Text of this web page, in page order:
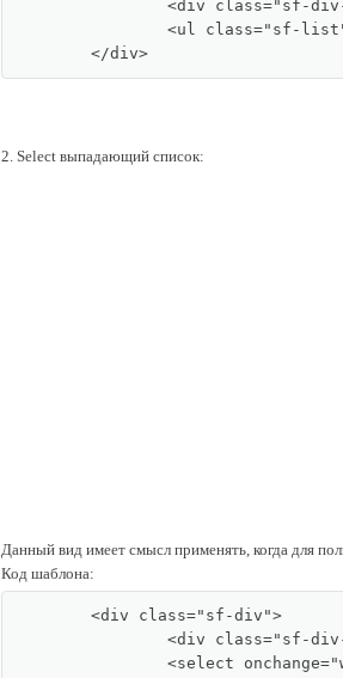
	</div>
2. Select выпадающий список:
Данный вид имеет смысл применять, когда для
Код шаблона: